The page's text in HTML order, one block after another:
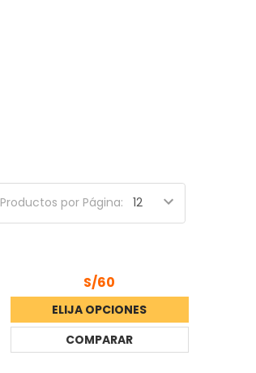
Productos por Página:
S/60
ELIJA OPCIONES
COMPARAR